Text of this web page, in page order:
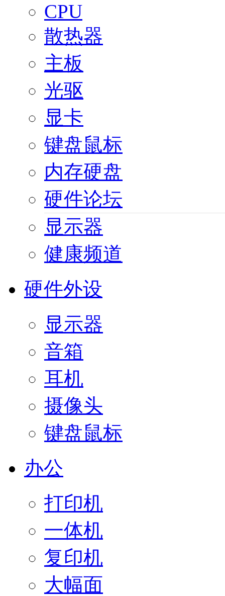
CPU
散热器
主板
光驱
显卡
键盘鼠标
内存硬盘
硬件论坛
显示器
健康频道
硬件外设
显示器
音箱
耳机
摄像头
键盘鼠标
办公
打印机
一体机
复印机
大幅面